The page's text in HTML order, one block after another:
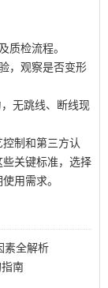
质检流程。
，观察是否变形
无跳线、断线现
制和第三方认
关键标准，选择
用需求。
素全解析
南